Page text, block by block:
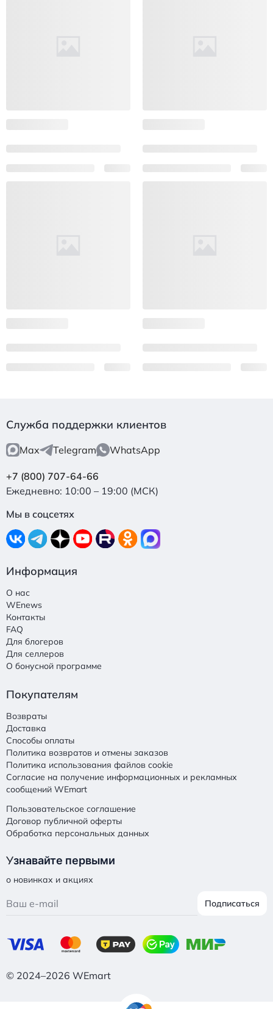
Служба поддержки клиентов
Max Telegram WhatsApp
+7 (800) 707-64-66
Ежедневно: 10:00 – 19:00 (МСК)
Мы в соцсетях
Информация
О нас
WEnews
Контакты
FAQ
Для блогеров
Для селлеров
О бонусной программе
Покупателям
Возвраты
Доставка
Способы оплаты
Политика возвратов и отмены заказов
Политика использования файлов cookie
Согласие на получение информационных и рекламных
сообщений WEmart
Пользовательское соглашение
Договор публичной оферты
Обработка персональных данных
Узнавайте первыми
о новинках и акциях
Подписаться
© 2024–2026 WEmart